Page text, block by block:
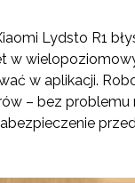
Lydsto R1
w
w aplikacji.
– bez